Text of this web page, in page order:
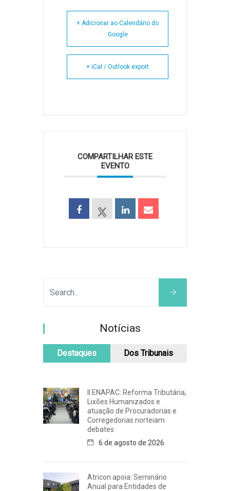
+ Adicionar ao Calendário do
Google
+ iCal / Outlook export
COMPARTILHAR ESTE
EVENTO
Notícias
Destaques Dos Tribunais
II ENAPAC: Reforma Tributária,
Lixões Humanizados e
atuação de Procuradorias e
Corregedorias norteiam
debates
6 de agosto de 2026
Atricon apoia: Seminário
Anual para Entidades de